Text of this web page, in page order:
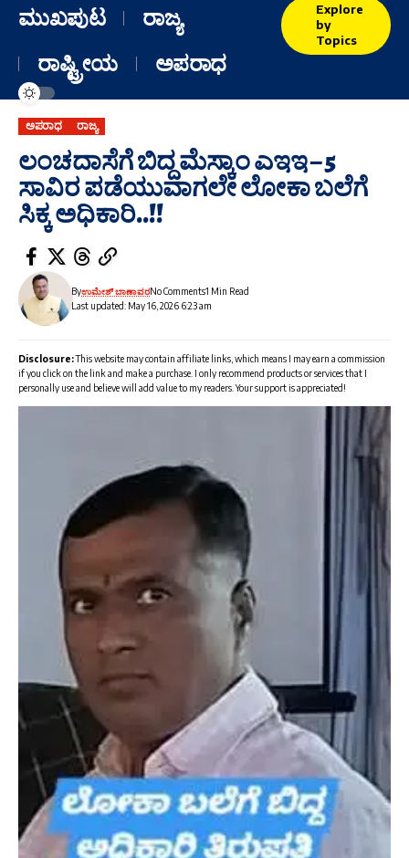
ಮುಖಪುಟ
ರಾಜ್ಯ
ರಾಷ್ಟ್ರೀಯ
ಅಪರಾಧ
Explore
by
Topics
ಅಪರಾಧ ರಾಜ್ಯ
ಲಂಚದಾಸೆಗೆ ಬಿದ್ದ ಮೆಸ್ಕಾಂ ಎಇಇ – 5
ಸಾವಿರ ಪಡೆಯುವಾಗಲೇ ಲೋಕಾ ಬಲೆಗೆ
ಸಿಕ್ಕ ಅಧಿಕಾರಿ..!!
Last updated: May 16, 2026 6:23 am
Byಉಮೇಶ್ ಬಾಣಾವರNo Comments1 Min Read
Disclosure:This website may contain affiliate links, which means I may earn a commission
if you click on the link and make a purchase. I only recommend products or services that I
personally use and believe will add value to my readers. Your support is appreciated!